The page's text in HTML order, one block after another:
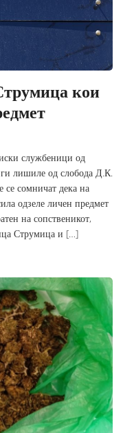
кои
службеници од
лишиле од слобода Д.К.
сомничат дека на
одзеле личен предмет
на сопственикот,
Струмица и […]